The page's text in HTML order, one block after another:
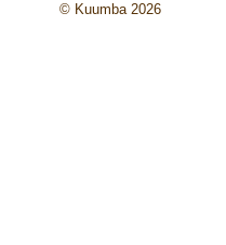
© Kuumba 2026